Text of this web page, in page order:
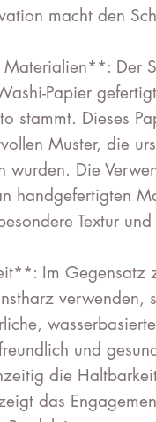
macht den
Der
Papier
stammt. Dieses
Muster, die
wurden. Die
handgefertigten
Textur
Im Gegensatz
verwenden,
und
die
das